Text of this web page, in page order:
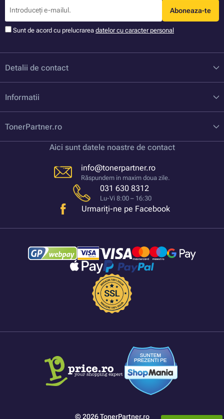
Aboneaza-te
Sunt de acord cu prelucrarea datelor cu caracter personal
Detalii de contact
Informatii
TonerPartner.ro
Aici sunt datele noastre de contact
info@tonerpartner.ro
Răspundem in maxim doua zile.
031 630 8312
Lu-Vi 8:00 – 16:30
Urmariți-ne pe Facebook
© 2026 TonerPartner.ro